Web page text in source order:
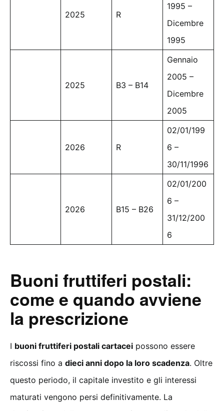
2025 R
1995 –
Dicembre
1995
2025 B3 – B14
Gennaio
2005 –
Dicembre
2005
2026 R
02/01/199
6 –
30/11/1996
2026 B15 – B26
02/01/200
6 –
31/12/200
6
Buoni fruttiferi postali:
come e quando avviene
la prescrizione
I buoni fruttiferi postali cartacei possono essere
riscossi fino a dieci anni dopo la loro scadenza. Oltre
questo periodo, il capitale investito e gli interessi
maturati vengono persi definitivamente. La